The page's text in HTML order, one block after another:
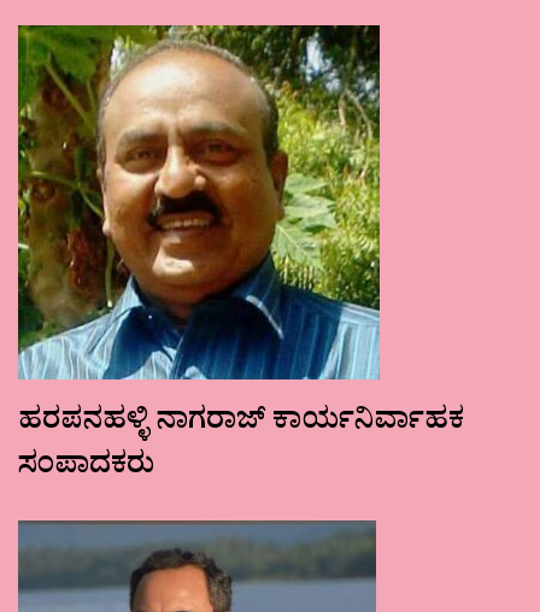
ಹರಪನಹಳ್ಳಿ ನಾಗರಾಜ್ ಕಾರ್ಯನಿರ್ವಾಹಕ
ಸಂಪಾದಕರು